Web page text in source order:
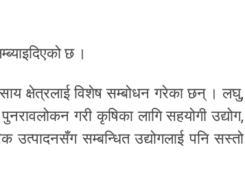
छ ।
क्षेत्रलाई विशेष सम्बोधन गरेका छन् । लघु,
गरी कृषिका लागि सहयोगी उद्योग,
उत्पादनसँग सम्बन्धित उद्योगलाई पनि सस्तो